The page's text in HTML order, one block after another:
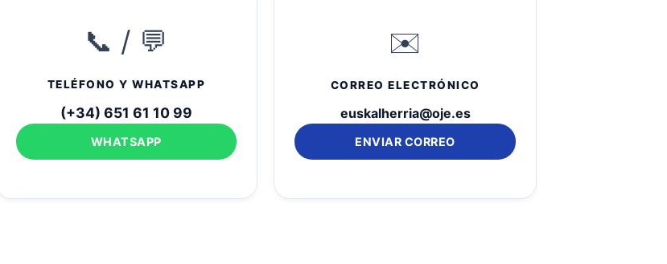
📞 / 💬
TELÉFONO Y WHATSAPP
(+34) 651 61 10 99
WHATSAPP
✉️
CORREO ELECTRÓNICO
euskalherria@oje.es
ENVIAR CORREO